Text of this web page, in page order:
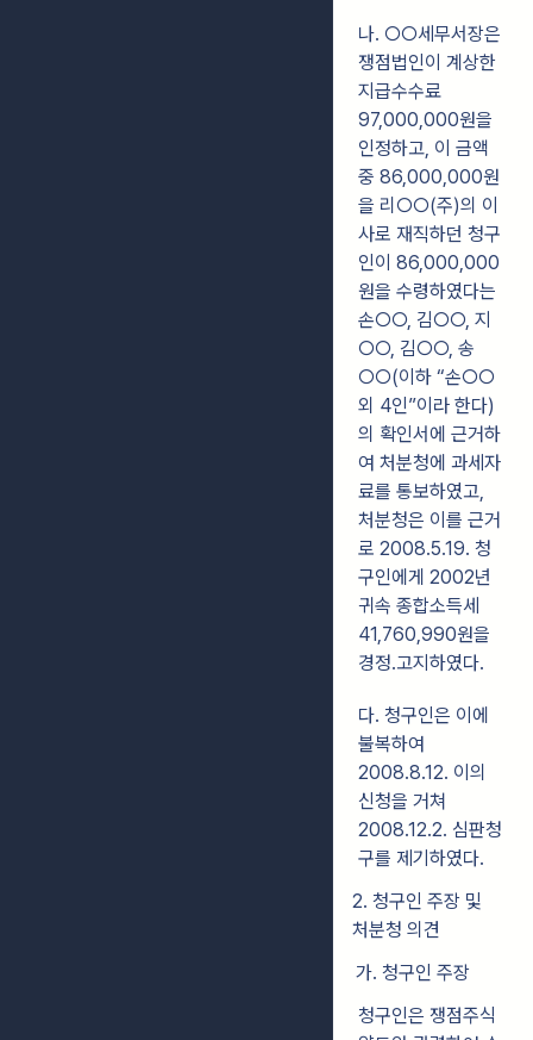
나. ○○세무서장은
쟁점법인이 계상한
지급수수료
97,000,000원을
인정하고, 이 금액
중 86,000,000원
을 리○○(주)의 이
사로 재직하던 청구
인이 86,000,000
원을 수령하였다는
손○○, 김○○, 지
○○, 김○○, 송
○○(이하 “손○○
외 4인”이라 한다)
의 확인서에 근거하
여 처분청에 과세자
료를 통보하였고,
처분청은 이를 근거
로 2008.5.19. 청
구인에게 2002년
귀속 종합소득세
41,760,990원을
경정․고지하였다.
다. 청구인은 이에
불복하여
2008.8.12. 이의
신청을 거쳐
2008.12.2. 심판청
구를 제기하였다.
2. 청구인 주장 및
처분청 의견
가. 청구인 주장
청구인은 쟁점주식